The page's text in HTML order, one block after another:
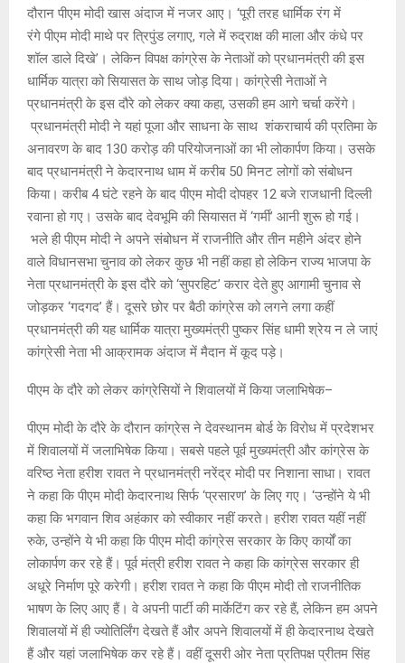
दौरान पीएम मोदी खास अंदाज में नजर आए। ‘पूरी तरह धार्मिक रंग में
रंगे पीएम मोदी माथे पर त्रिपुंड लगाए, गले में रुद्राक्ष की माला और कंधे पर
शॉल डाले दिखे’। लेकिन विपक्ष कांग्रेस के नेताओं को प्रधानमंत्री की इस
धार्मिक यात्रा को सियासत के साथ जोड़ दिया। कांग्रेसी नेताओं ने
प्रधानमंत्री के इस दौरे को लेकर क्या कहा, उसकी हम आगे चर्चा करेंगे।
प्रधानमंत्री मोदी ने यहां पूजा और साधना के साथ शंकराचार्य की प्रतिमा के
अनावरण के बाद 130 करोड़ की परियोजनाओं का भी लोकार्पण किया। उसके
बाद प्रधानमंत्री ने केदारनाथ धाम में करीब 50 मिनट लोगों को संबोधन
किया। करीब 4 घंटे रहने के बाद पीएम मोदी दोपहर 12 बजे राजधानी दिल्ली
रवाना हो गए। उसके बाद देवभूमि की सियासत में ‘गर्मी’ आनी शुरू हो गई।
भले ही पीएम मोदी ने अपने संबोधन में राजनीति और तीन महीने अंदर होने
वाले विधानसभा चुनाव को लेकर कुछ भी नहीं कहा हो लेकिन राज्य भाजपा के
नेता प्रधानमंत्री के इस दौरे को ‘सुपरहिट’ करार देते हुए आगामी चुनाव से
जोड़कर ‘गदगद’ हैं। दूसरे छोर पर बैठी कांग्रेस को लगने लगा कहीं
प्रधानमंत्री की यह धार्मिक यात्रा मुख्यमंत्री पुष्कर सिंह धामी श्रेय न ले जाएं
कांग्रेसी नेता भी आक्रामक अंदाज में मैदान में कूद पड़े।
पीएम के दौरे को लेकर कांग्रेसियों ने शिवालयों में किया जलाभिषेक–
पीएम मोदी के दौरे के दौरान कांग्रेस ने देवस्थानम बोर्ड के विरोध में प्रदेशभर
में शिवालयों में जलाभिषेक किया। सबसे पहले पूर्व मुख्यमंत्री और कांग्रेस के
वरिष्ठ नेता हरीश रावत ने प्रधानमंत्री नरेंद्र मोदी पर निशाना साधा। रावत
ने कहा कि पीएम मोदी केदारनाथ सिर्फ ‘प्रसारण’ के लिए गए। ‘उन्होंने ये भी
कहा कि भगवान शिव अहंकार को स्वीकार नहीं करते। हरीश रावत यहीं नहीं
रुके, उन्होंने ये भी कहा कि पीएम मोदी कांग्रेस सरकार के किए कार्यों का
लोकार्पण कर रहे हैं। पूर्व मंत्री हरीश रावत ने कहा कि कांग्रेस सरकार ही
अधूरे निर्माण पूरे करेगी। हरीश रावत ने कहा कि पीएम मोदी तो राजनीतिक
भाषण के लिए आए हैं। वे अपनी पार्टी की मार्केटिंग कर रहे हैं, लेकिन हम अपने
शिवालयों में ही ज्योतिर्लिंग देखते हैं और अपने शिवालयों में ही केदारनाथ देखते
हैं और यहां जलाभिषेक कर रहे हैं। वहीं दूसरी ओर नेता प्रतिपक्ष प्रीतम सिंह